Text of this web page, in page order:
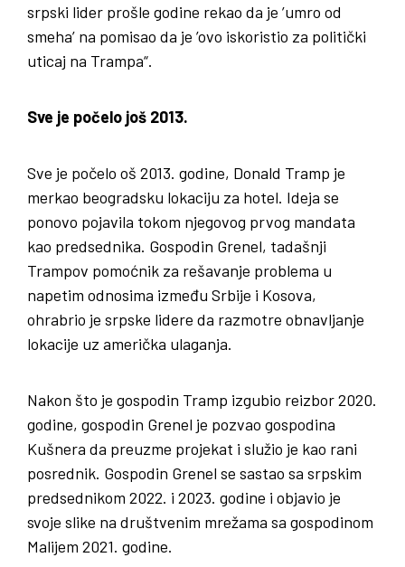
srpski lider prošle godine rekao da je ’umro od
smeha’ na pomisao da je ’ovo iskoristio za politički
uticaj na Trampa“.
Sve je počelo još 2013.
Sve je počelo oš 2013. godine, Donald Tramp je
merkao beogradsku lokaciju za hotel. Ideja se
ponovo pojavila tokom njegovog prvog mandata
kao predsednika. Gospodin Grenel, tadašnji
Trampov pomoćnik za rešavanje problema u
napetim odnosima između Srbije i Kosova,
ohrabrio je srpske lidere da razmotre obnavljanje
lokacije uz američka ulaganja.
Nakon što je gospodin Tramp izgubio reizbor 2020.
godine, gospodin Grenel je pozvao gospodina
Kušnera da preuzme projekat i služio je kao rani
posrednik. Gospodin Grenel se sastao sa srpskim
predsednikom 2022. i 2023. godine i objavio je
svoje slike na društvenim mrežama sa gospodinom
Malijem 2021. godine.